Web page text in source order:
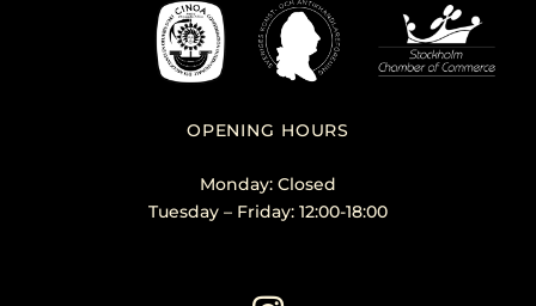
OPENING HOURS
Monday: Closed
Tuesday – Friday: 12:00-18:00